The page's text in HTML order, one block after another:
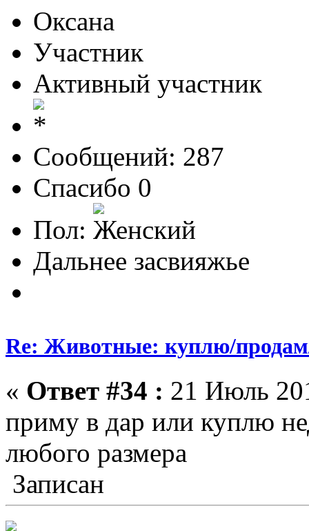
Оксана
Участник
Активный участник
Сообщений: 287
Спасибо 0
Пол:
Дальнее засвияжье
Re: Животные: куплю/
« Ответ #34 : 21 Июль
приму в дар или куплю
любого размера
Записан